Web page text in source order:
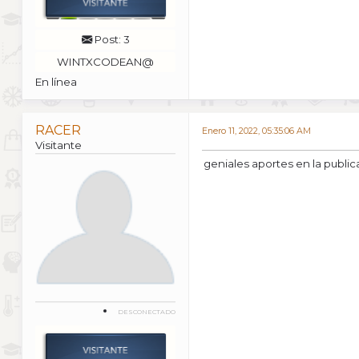
Post: 3
WINTXCODEAN@
En línea
RACER
Visitante
DESCONECTADO
Enero 11, 2022, 05:35:06 AM
geniales aportes en la